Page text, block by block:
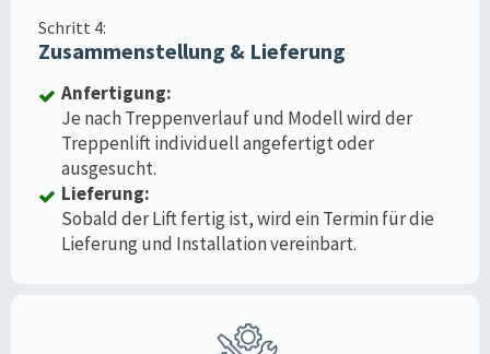
Schritt 4:
Zusammenstellung & Lieferung
Anfertigung:
Je nach Treppenverlauf und Modell wird der
Treppenlift individuell angefertigt oder
ausgesucht.
Lieferung:
Sobald der Lift fertig ist, wird ein Termin für die
Lieferung und Installation vereinbart.